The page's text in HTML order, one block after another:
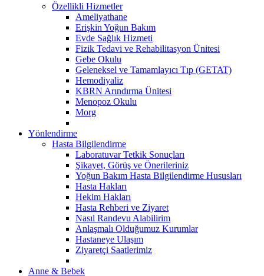
Özellikli Hizmetler
Ameliyathane
Erişkin Yoğun Bakım
Evde Sağlık Hizmeti
Fizik Tedavi ve Rehabilitasyon Ünitesi
Gebe Okulu
Geleneksel ve Tamamlayıcı Tıp (GETAT)
Hemodiyaliz
KBRN Arındırma Ünitesi
Menopoz Okulu
Morg
Yönlendirme
Hasta Bilgilendirme
Laboratuvar Tetkik Sonuçları
Şikayet, Görüş ve Önerileriniz
Yoğun Bakım Hasta Bilgilendirme Hususları
Hasta Hakları
Hekim Hakları
Hasta Rehberi ve Ziyaret
Nasıl Randevu Alabilirim
Anlaşmalı Olduğumuz Kurumlar
Hastaneye Ulaşım
Ziyaretçi Saatlerimiz
Anne & Bebek